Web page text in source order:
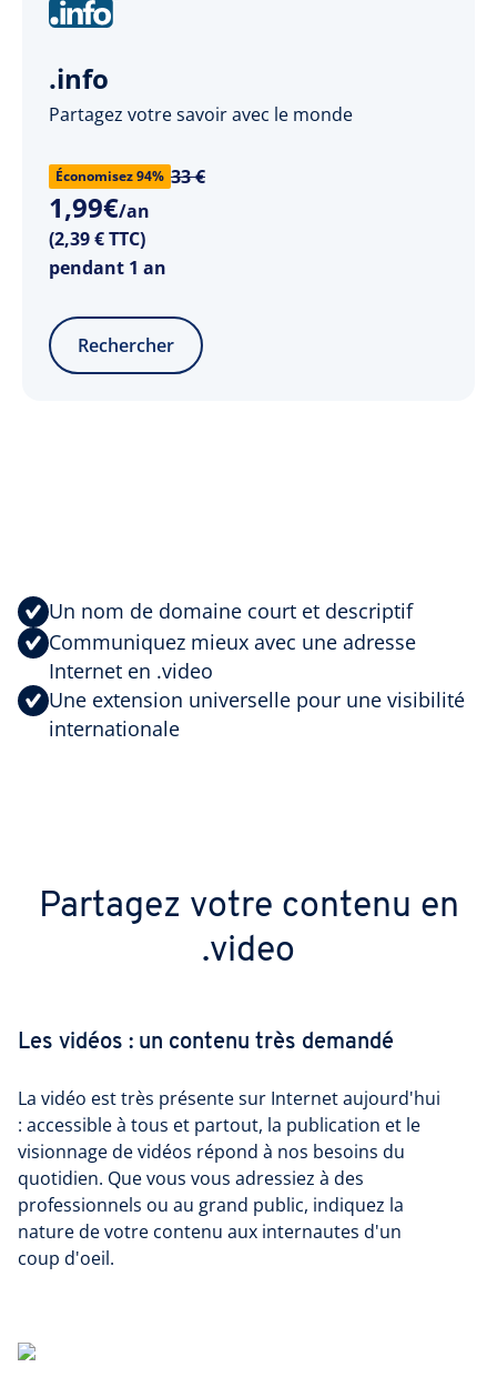
.info
Partagez votre savoir avec le monde
Économisez 94% 33 €
1,99€/an
(2,39 € TTC)
pendant 1 an
Rechercher
Un nom de domaine court et descriptif
Communiquez mieux avec une adresse
Internet en .video
Une extension universelle pour une visibilité
internationale
Partagez votre contenu en
.video
Les vidéos : un contenu très demandé
La vidéo est très présente sur Internet aujourd'hui
: accessible à tous et partout, la publication et le
visionnage de vidéos répond à nos besoins du
quotidien. Que vous vous adressiez à des
professionnels ou au grand public, indiquez la
nature de votre contenu aux internautes d'un
coup d'oeil.